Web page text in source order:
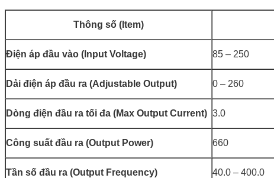
Thông số (Item)
Điện áp đầu vào (Input Voltage) 85 – 250
Dải điện áp đầu ra (Adjustable Output) 0 – 260
Dòng điện đầu ra tối đa (Max Output Current) 3.0
Công suất đầu ra (Output Power) 660
Tần số đầu ra (Output Frequency) 40.0 – 400.0